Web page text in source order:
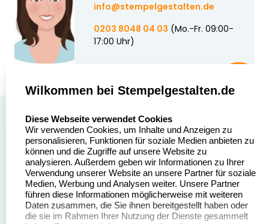
info@stempelgestalten.de
0203 8048 04 03 (Mo.-Fr. 09:00-
17:00 Uhr)
Stempelgestalten.de
Asterlager Straße 97
47228 Duisburg
Deutschland
Über uns
Sitemap
Alle
Stempelinformationen
Wilkommen bei Stempelgestalten.de
Diese Webseite verwendet Cookies
Wir verwenden Cookies, um Inhalte und Anzeigen zu
personalisieren, Funktionen für soziale Medien anbieten zu
können und die Zugriffe auf unsere Website zu
analysieren. Außerdem geben wir Informationen zu Ihrer
Verwendung unserer Website an unsere Partner für soziale
Medien, Werbung und Analysen weiter. Unsere Partner
führen diese Informationen möglicherweise mit weiteren
Daten zusammen, die Sie ihnen bereitgestellt haben oder
die sie im Rahmen Ihrer Nutzung der Dienste gesammelt